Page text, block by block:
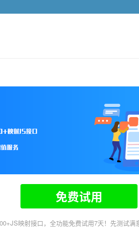
免费试用
映射接口，全功能免费试用7天！先测试满